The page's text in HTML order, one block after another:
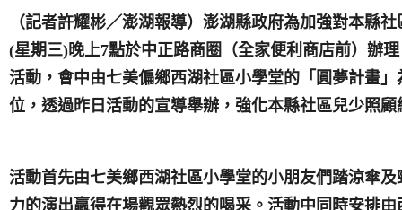
（記者許耀彬／澎湖報導）澎湖縣政府為加強對本縣
(星期三)晚上7點於中正路商圈（全家便利商店前）辦
活動，會中由七美偏鄉西湖社區小學堂的「圓夢計畫
位，透過昨日活動的宣導舉辦，強化本縣社區兒少照
活動首先由七美鄉西湖社區小學堂的小朋友們踏涼傘
力的演出贏得在場觀眾熱烈的喝采。活動中同時安排由